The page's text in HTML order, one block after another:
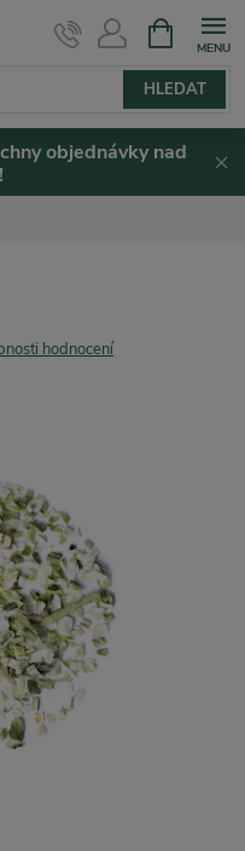
HLEDAT
NÁKUPNÍ
KOŠÍK
objednávky nad
hodnocení